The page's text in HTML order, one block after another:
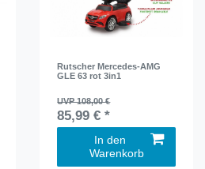
Rutscher Mercedes-AMG
GLE 63 rot 3in1
UVP 108,00 €
85,99 € *
In den
Warenkorb